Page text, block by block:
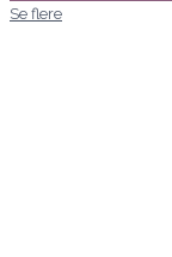
Se flere